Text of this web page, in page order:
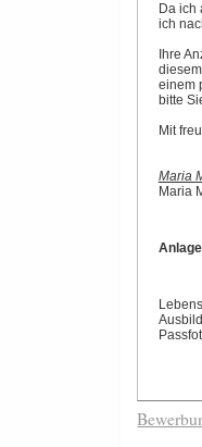
Da ich
ich
Ihre
einem
bitte
Mit
Maria
Maria